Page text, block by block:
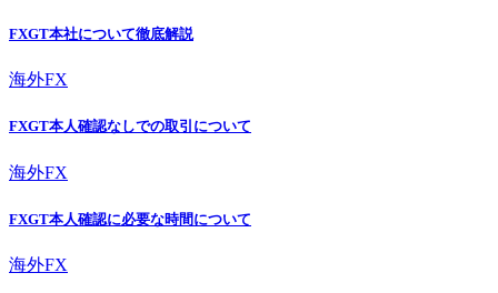
FXGT本社について徹底解説
海外FX
FXGT本人確認なしでの取引について
海外FX
FXGT本人確認に必要な時間について
海外FX